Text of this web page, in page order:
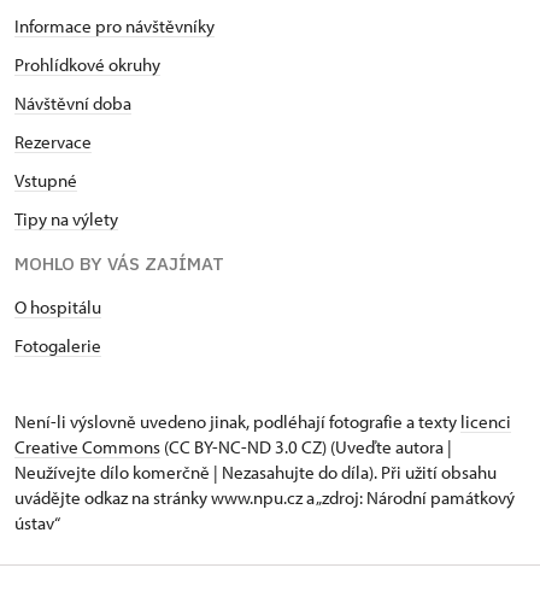
Informace pro návštěvníky
Prohlídkové okruhy
Návštěvní doba
Rezervace
Vstupné
Tipy na výlety
MOHLO BY VÁS ZAJÍMAT
O hospitálu
Fotogalerie
Není-li výslovně uvedeno jinak, podléhají fotografie a texty licenci
Creative Commons (CC BY-NC-ND 3.0 CZ) (Uveďte autora |
Neužívejte dílo komerčně | Nezasahujte do díla). Při užití obsahu
uvádějte odkaz na stránky www.npu.cz a „zdroj: Národní památkový
ústav“